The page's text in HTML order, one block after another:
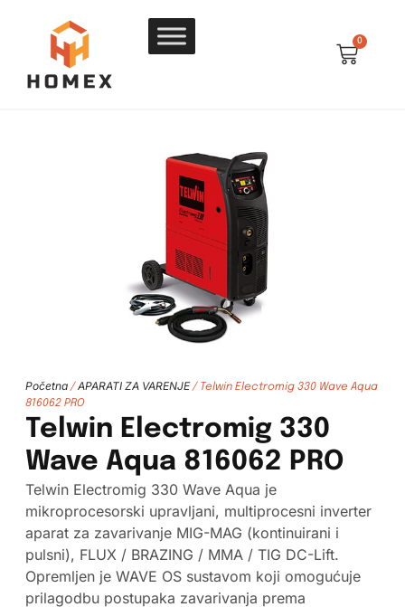
0
Početna/ APARATI ZA VARENJE/ Telwin Electromig 330 Wave Aqua
816062 PRO
Telwin Electromig 330
Wave Aqua 816062 PRO
Telwin Electromig 330 Wave Aqua je
mikroprocesorski upravljani, multiprocesni inverter
aparat za zavarivanje MIG-MAG (kontinuirani i
pulsni), FLUX / BRAZING / MMA / TIG DC-Lift.
Opremljen je WAVE OS sustavom koji omogućuje
prilagodbu postupaka zavarivanja prema